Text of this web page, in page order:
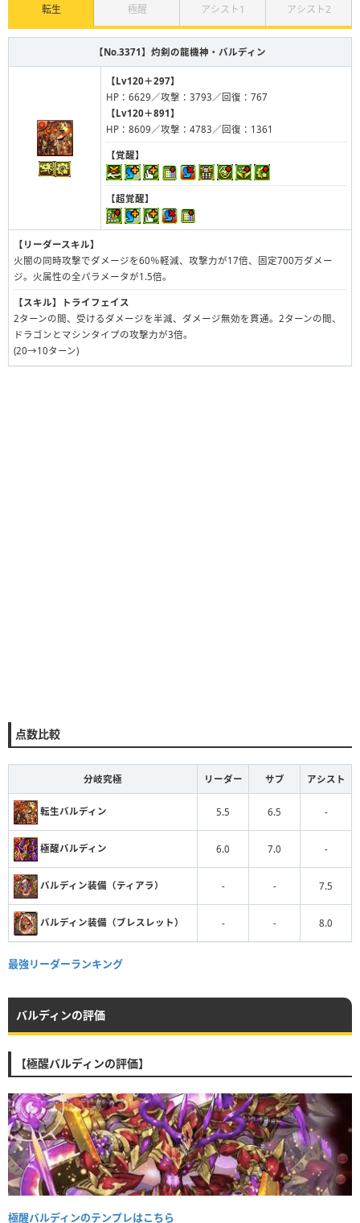
転生 極醒 アシスト1 アシスト2
【No.3371】 灼剣の龍機神・バルディン
【Lv120＋297】
HP：6629／攻撃：3793／回復：767
【Lv120＋891】
HP：8609／攻撃：4783／回復：1361
【覚醒】
【超覚醒】
【リーダースキル】
火闇の同時攻撃でダメージを60％軽減、攻撃力が17倍、固定700万ダメー
ジ。火属性の全パラメータが1.5倍。
【スキル】
トライフェイス
2ターンの間、受けるダメージを半減、ダメージ無効を貫通。2ターンの間、
ドラゴンとマシンタイプの攻撃力が3倍。
(20→10ターン)
点数比較
分岐究極 リーダー サブ アシスト
転生バルディン 5.5 6.5 -
極醒バルディン 6.0 7.0 -
バルディン装備（ティアラ） - - 7.5
バルディン装備（ブレスレット） - - 8.0
最強リーダーランキング
バルディンの評価
【極醒バルディンの評価】
極醒バルディンのテンプレはこちら